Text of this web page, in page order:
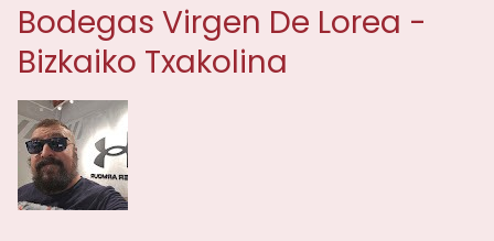
Bodegas Virgen De Lorea -
Bizkaiko Txakolina